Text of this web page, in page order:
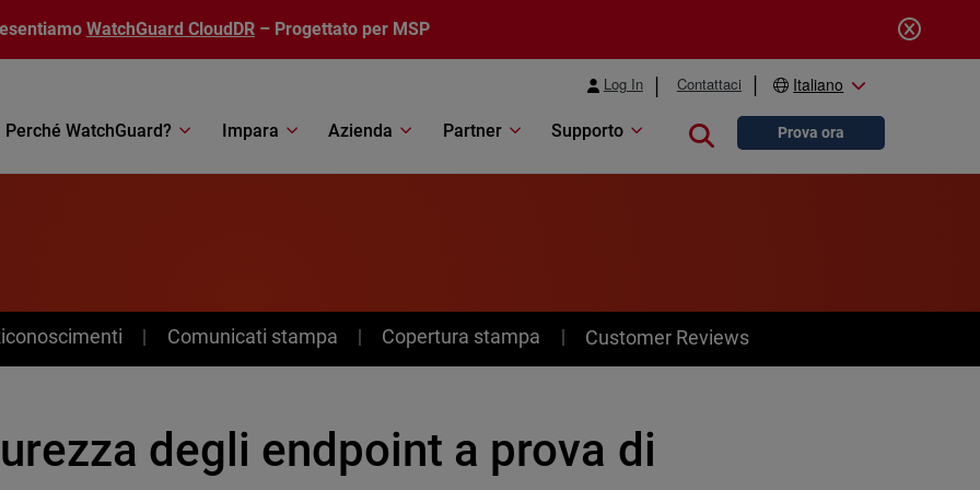
WatchGuard CloudDR – Progettato per MSP
Log In Contattaci Italiano
Perché WatchGuard? Impara Azienda Partner Supporto Close searchProva ora
Comunicati stampa Copertura stampa Customer Reviews
degli endpoint a prova di